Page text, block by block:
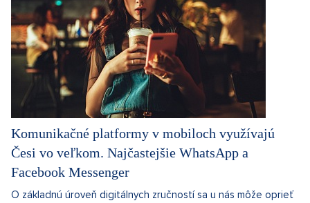
Komunikačné platformy v mobiloch využívajú
Česi vo veľkom. Najčastejšie WhatsApp a
Facebook Messenger
O základnú úroveň digitálnych zručností sa u nás môže oprieť